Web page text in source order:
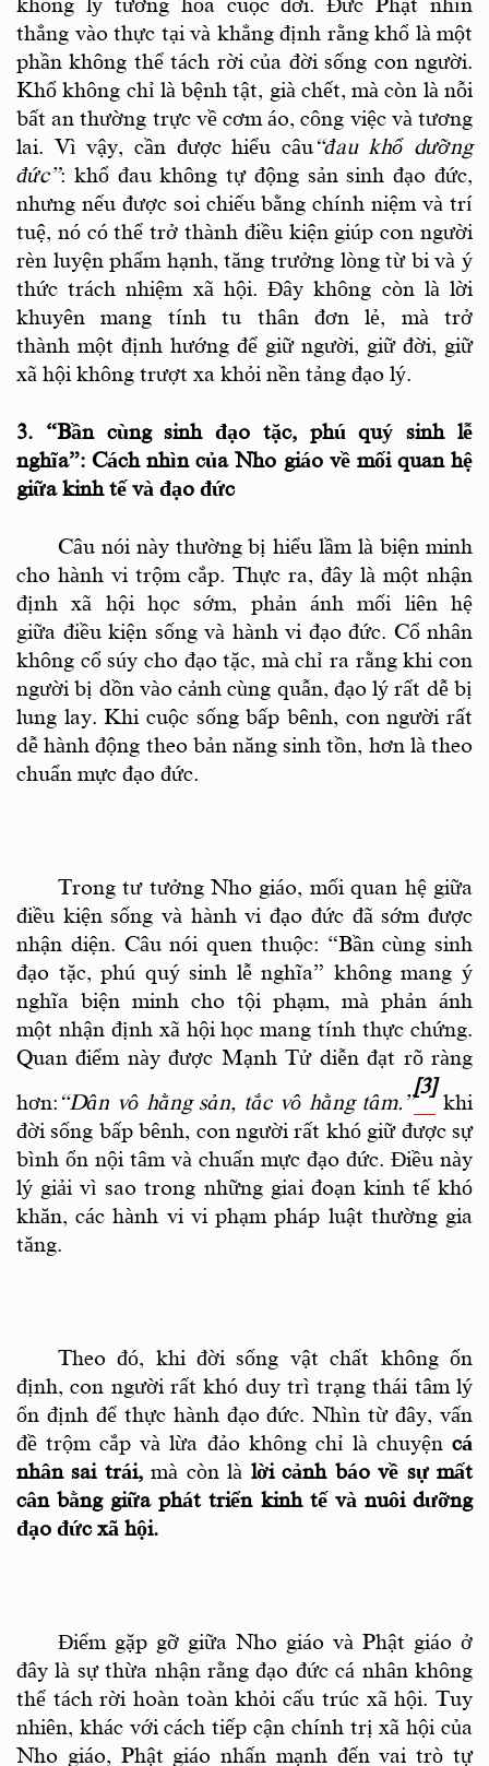
thẳng vào thực tại và khẳng định rằng khổ là một
phần không thể tách rời của đời sống con người.
Khổ không chỉ là bệnh tật, già chết, mà còn là nỗi
bất an thường trực về cơm áo, công việc và tương
lai. Vì vậy, cần được hiểu câu“đau khổ dưỡng
đức”: khổ đau không tự động sản sinh đạo đức,
nhưng nếu được soi chiếu bằng chính niệm và trí
tuệ, nó có thể trở thành điều kiện giúp con người
rèn luyện phẩm hạnh, tăng trưởng lòng từ bi và ý
thức trách nhiệm xã hội. Đâykhông còn là lời
khuyên mang tính tu thân đơn lẻ, mà trở
thành một định hướng để giữ người, giữ đời, giữ
xã hội không trượt xa khỏi nền tảng đạo lý.
3. “Bần cùng sinh đạo tặc, phú quý sinh lễ
nghĩa”: Cách nhìn của Nho giáo về mối quan hệ
giữa kinh tế và đạo đức
Câu nói này thường bị hiểu lầm là biện minh
cho hành vi trộm cắp. Thực ra, đây là một nhận
định xã hội học sớm, phản ánh mối liên hệ
giữa điều kiện sống và hành vi đạo đức. Cổ nhân
không cổ súy cho đạo tặc, mà chỉ ra rằng khi con
người bị dồn vào cảnh cùng quẫn, đạo lý rất dễ bị
lung lay. Khi cuộc sống bấp bênh, con người rất
dễ hành động theo bản năng sinh tồn, hơn là theo
chuẩn mực đạo đức.
Trong tư tưởng Nho giáo, mối quan hệ giữa
điều kiện sống và hành vi đạo đức đã sớm được
nhận diện. Câu nói quen thuộc: “Bần cùng sinh
đạo tặc, phú quý sinh lễ nghĩa” không mang ý
nghĩa biện minh cho tội phạm, mà phản ánh
một nhận định xã hội học mang tính thực chứng.
Quan điểm này được Mạnh Tử diễn đạt rõ ràng
hơn: “Dân vô hằng sản, tắc vô hằng tâm.”
[3]
khi
đời sống bấp bênh, con người rất khó giữ được sự
bình ổn nội tâm và chuẩn mực đạo đức. Điều này
lý giải vì sao trong những giai đoạn kinh tế khó
khăn, các hành vi vi phạm pháp luật thường gia
tăng.
Theo đó, khi đời sống vật chất không ổn
định, con người rất khó duy trì trạng thái tâm lý
ổn định để thực hành đạo đức. Nhìn từ đây, vấn
đề trộm cắp và lừa đảo không chỉ là chuyện cá
nhân sai trái,mà còn là lời cảnh báo về sự mất
cân bằng giữa phát triển kinh tế và nuôi dưỡng
đạo đức xã hội.
Điểm gặp gỡ giữa Nho giáo và Phật giáo ở
đây là sự thừa nhận rằng đạo đức cá nhân không
thể tách rời hoàn toàn khỏi cấu trúc xã hội. Tuy
nhiên, khác với cách tiếp cận chính trị xã hội của
Nho giáo, Phật giáo nhấn mạnh đến vai trò tự